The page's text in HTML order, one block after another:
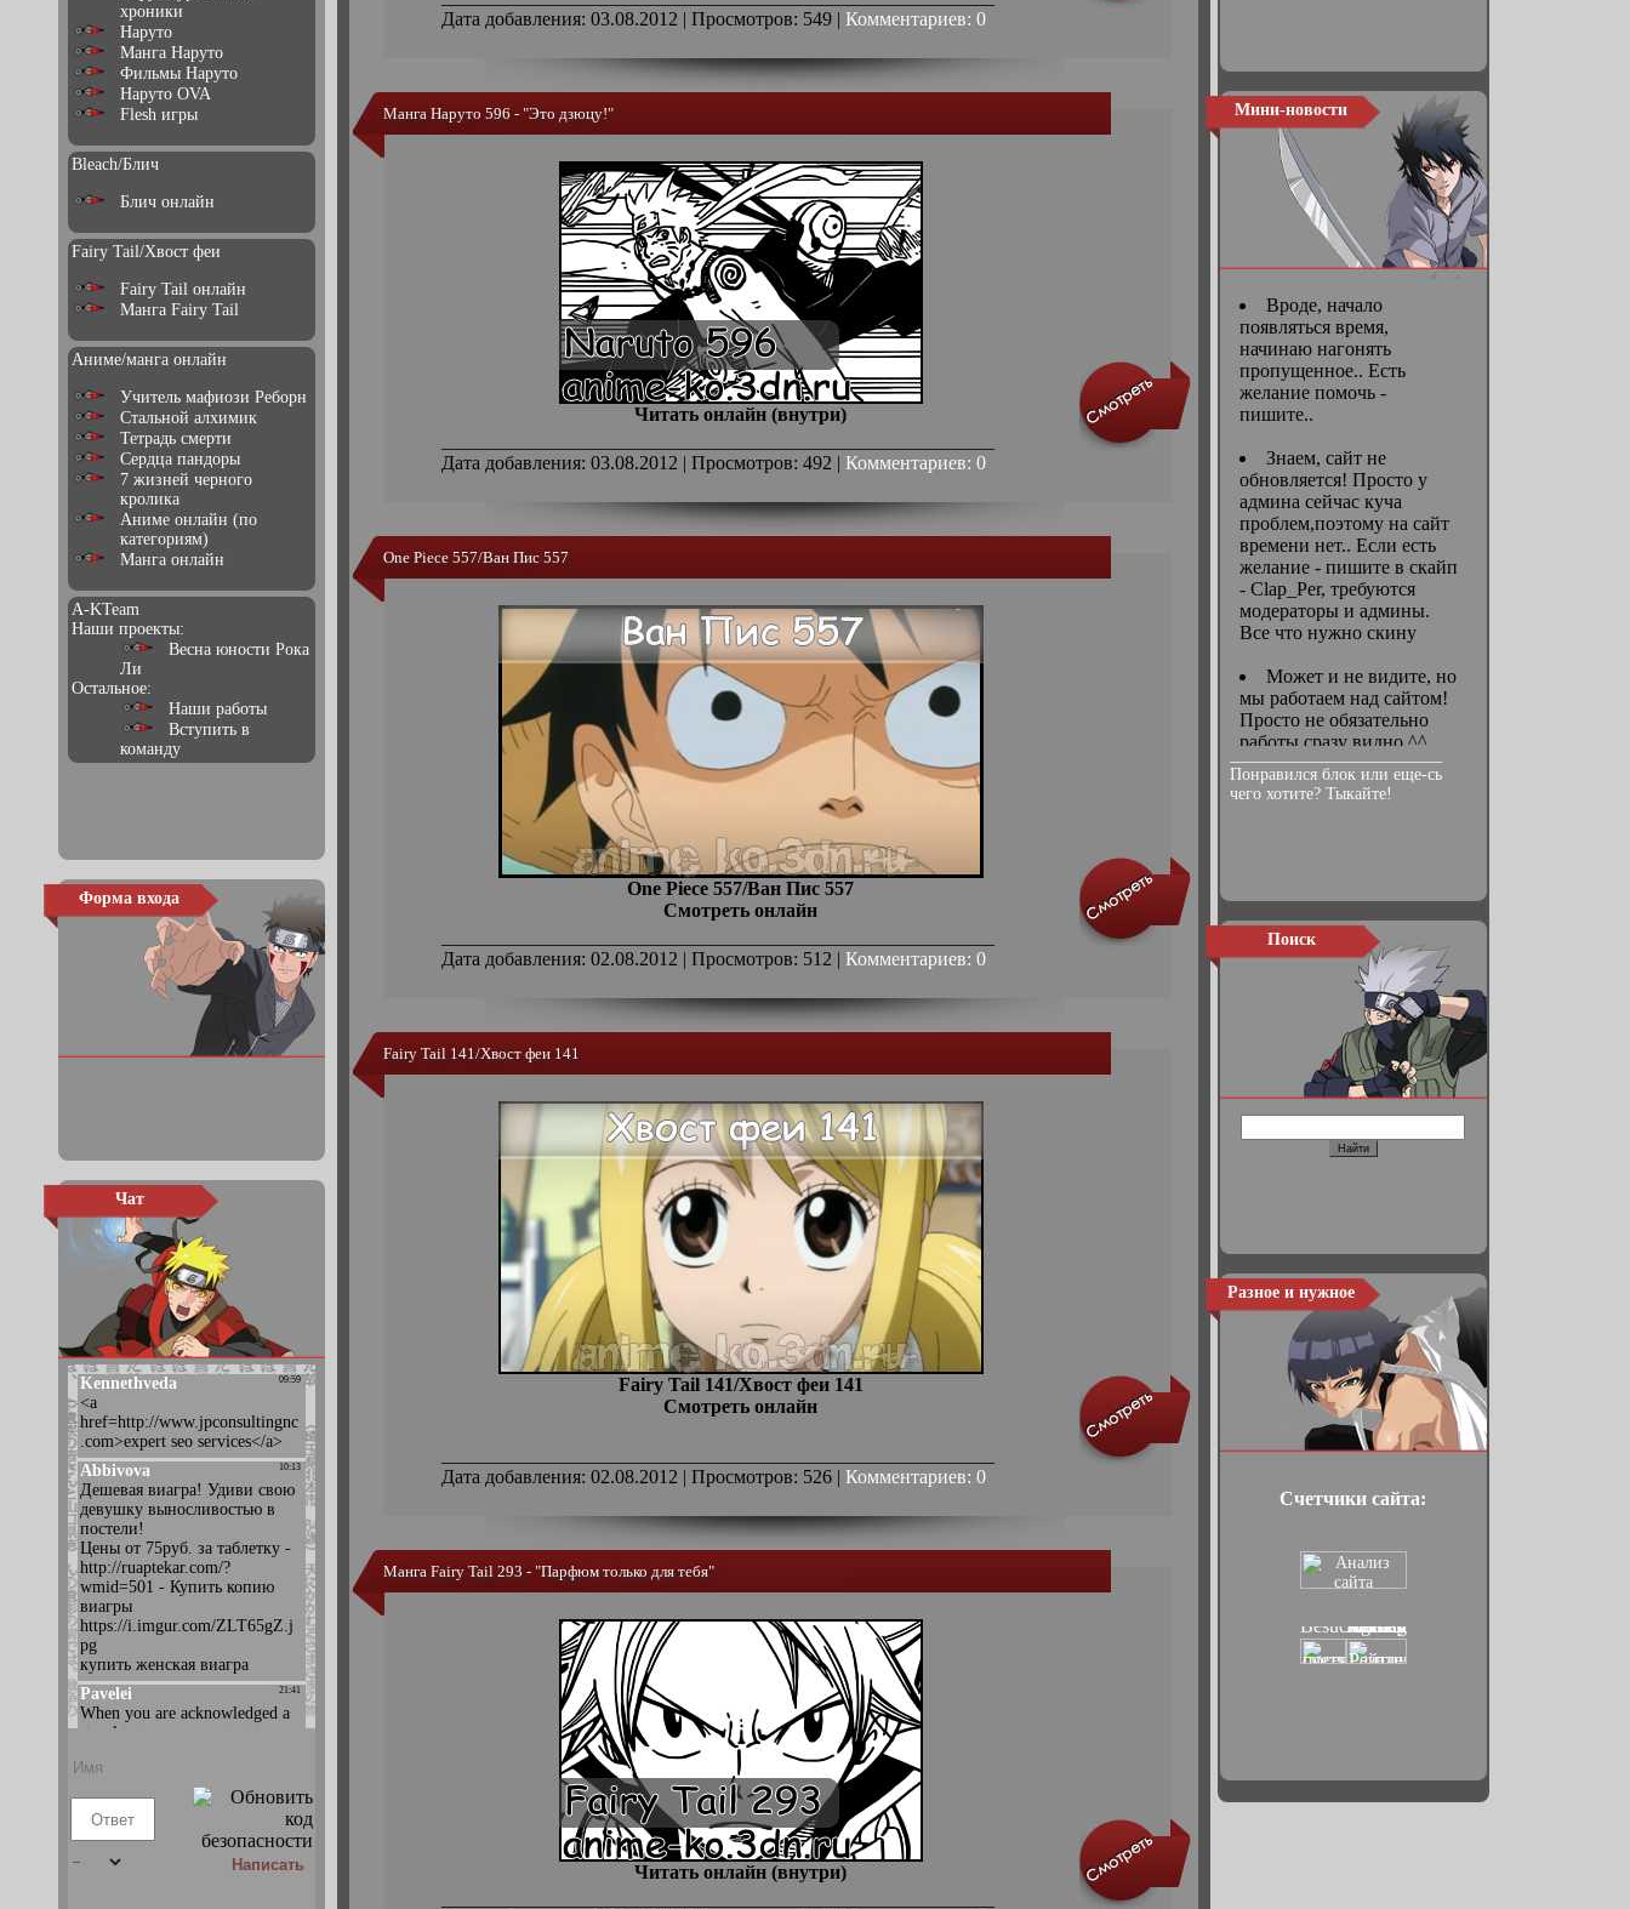
хроники
Наруто
Манга Наруто
Фильмы Наруто
Наруто OVA
Flesh игры
Bleach/Блич
Блич онлайн
Fairy Tail/Хвост феи
Fairy Tail онлайн
Манга Fairy Tail
Аниме/манга онлайн
Учитель мафиози Реборн
Стальной алхимик
Тетрадь смерти
Сердца пандоры
7 жизней черного
кролика
Аниме онлайн (по
категориям)
Манга онлайн
A-KTeam
Наши проекты:
Весна юности Рока
Ли
Остальное:
Наши работы
Вступить в
команду
Форма входа
Чат
Мини-новости
Понравился блок или еще-сь
чего хотите? Тыкайте!
Поиск
Разное и нужное
Счетчики сайта:
Дата добавления: 03.08.2012 | Просмотров: 549 | Комментариев: 0
Манга Наруто 596 - "Это дзюцу!"
Читать онлайн (внутри)
Дата добавления: 03.08.2012 | Просмотров: 492 | Комментариев: 0
One Piece 557/Ван Пис 557
One Piece 557/Ван Пис 557
Смотреть онлайн
Дата добавления: 02.08.2012 | Просмотров: 512 | Комментариев: 0
Fairy Tail 141/Хвост феи 141
Fairy Tail 141/Хвост феи 141
Смотреть онлайн
Дата добавления: 02.08.2012 | Просмотров: 526 | Комментариев: 0
Манга Fairy Tail 293 - "Парфюм только для тебя"
Читать онлайн (внутри)